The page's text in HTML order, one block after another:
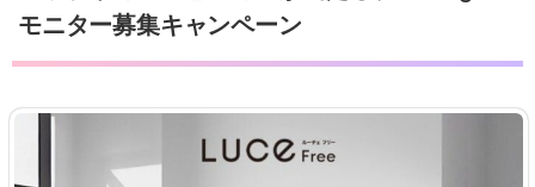
モニター募集キャンペーン